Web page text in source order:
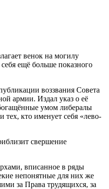
венок на могилу
ещё больше показного
воззвания Совета
армии. Издал указ о её
умом либералы
тех, кто именует себя «лево-
свершение
вписанное в ряды
непонятные для них же
за Права трудящихся, за